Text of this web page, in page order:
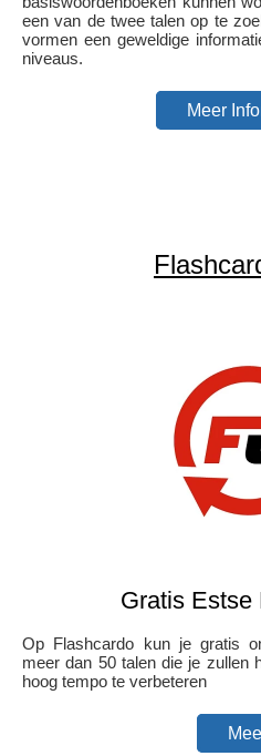
een van de twee talen op te
vormen een geweldige
niveaus.
Meer
Gratis Estse
Op Flashcardo kun je gratis
meer dan 50 talen die je zullen
hoog tempo te verbeteren